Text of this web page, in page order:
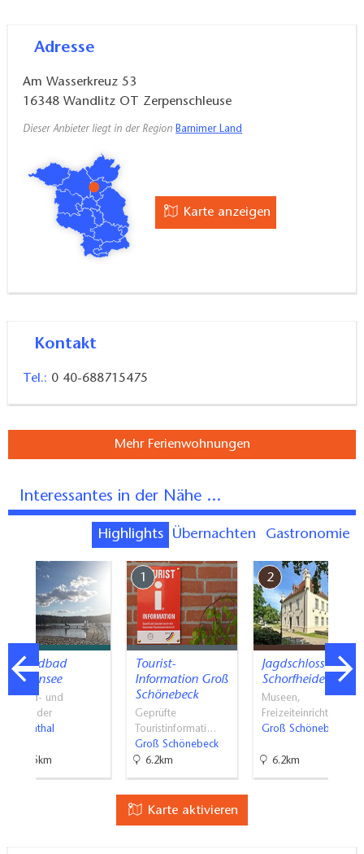
Adresse
Am Wasserkreuz 53
16348 Wandlitz OT Zerpenschleuse
Dieser Anbieter liegt in der Region Barnimer Land
Karte anzeigen
Kontakt
Tel.: 0 40-688715475
Mehr Ferienwohnungen
Interessantes in der Nähe ...
Highlights Übernachten Gastronomie
Strandbad
Wukensee
Strand- und
Freibäder
Biesenthal
11.5km
1
Tourist-
Information Groß
Schönebeck
Geprüfte
Touristinformati…
Groß Schönebeck
6.2km
2
Jagdschloss
Schorfheide
Museen,
Freizeiteinrichtu…
Groß Schönebeck
6.2km
Karte aktivieren